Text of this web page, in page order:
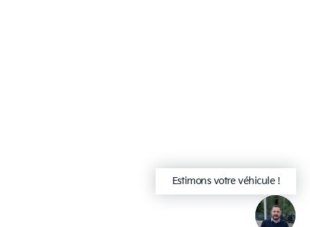
Estimons votre véhicule !
arrow_drop_down
close